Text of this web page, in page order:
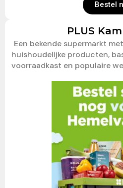
Bestel
PLUS
Een bekende supermarkt
huishoudelijke producten,
voorraadkast en populaire